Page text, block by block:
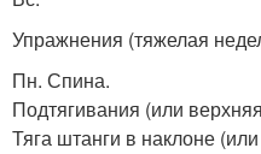
Упражнения (тяжелая
Пн. Спина.
Подтягивания (или
Тяга штанги в наклоне